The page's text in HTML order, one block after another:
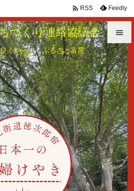
づくり連絡協議会
くやっぺ ふるさと富屋


メニュ

サイド

前へ

次へ

検索
 RSS Feedly